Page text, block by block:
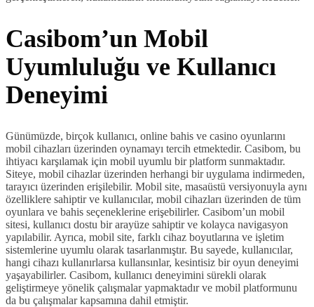
Casibom’un Mobil
Uyumluluğu ve Kullanıcı
Deneyimi
Günümüzde, birçok kullanıcı, online bahis ve casino oyunlarını
mobil cihazları üzerinden oynamayı tercih etmektedir. Casibom, bu
ihtiyacı karşılamak için mobil uyumlu bir platform sunmaktadır.
Siteye, mobil cihazlar üzerinden herhangi bir uygulama indirmeden,
tarayıcı üzerinden erişilebilir. Mobil site, masaüstü versiyonuyla aynı
özelliklere sahiptir ve kullanıcılar, mobil cihazları üzerinden de tüm
oyunlara ve bahis seçeneklerine erişebilirler. Casibom’un mobil
sitesi, kullanıcı dostu bir arayüze sahiptir ve kolayca navigasyon
yapılabilir. Ayrıca, mobil site, farklı cihaz boyutlarına ve işletim
sistemlerine uyumlu olarak tasarlanmıştır. Bu sayede, kullanıcılar,
hangi cihazı kullanırlarsa kullansınlar, kesintisiz bir oyun deneyimi
yaşayabilirler. Casibom, kullanıcı deneyimini sürekli olarak
geliştirmeye yönelik çalışmalar yapmaktadır ve mobil platformunu
da bu çalışmalar kapsamına dahil etmiştir.